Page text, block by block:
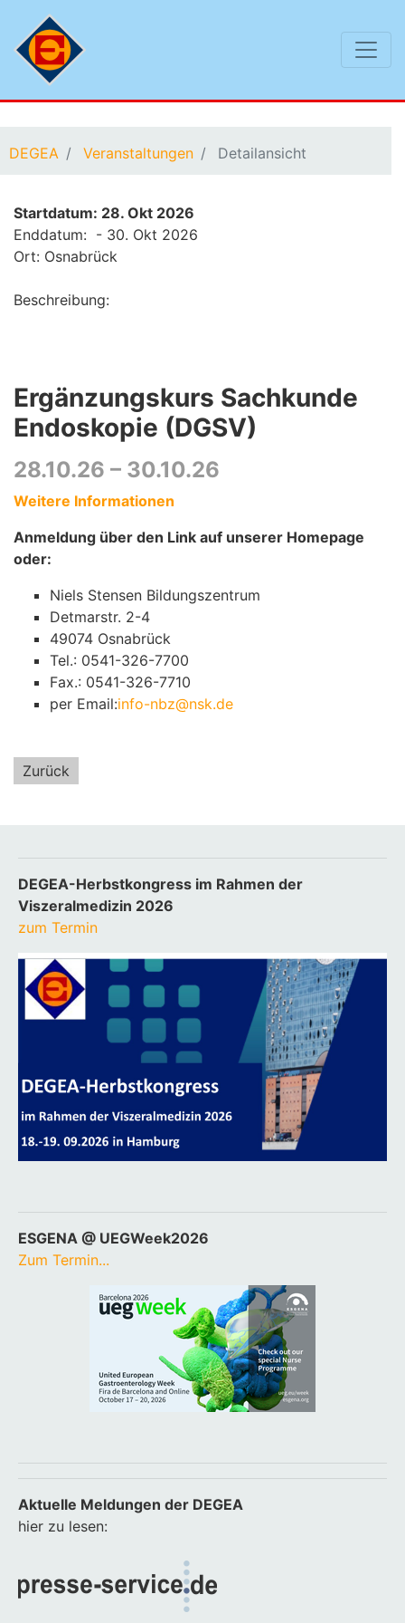
DEGEA Veranstaltungen Detailansicht
Startdatum: 28. Okt 2026
Enddatum: - 30. Okt 2026
Ort: Osnabrück
Beschreibung:
Ergänzungskurs Sachkunde
Endoskopie (DGSV)
28.10.26 – 30.10.26
Weitere Informationen
Anmeldung über den Link auf unserer Homepage
oder:
Niels Stensen Bildungszentrum
Detmarstr. 2-4
49074 Osnabrück
Tel.: 0541-326-7700
Fax.: 0541-326-7710
per Email:info-nbz@nsk.de
Zurück
DEGEA-Herbstkongress im Rahmen der
Viszeralmedizin 2026
zum Termin
ESGENA @ UEGWeek2026
Zum Termin...
Aktuelle Meldungen der DEGEA
hier zu lesen: